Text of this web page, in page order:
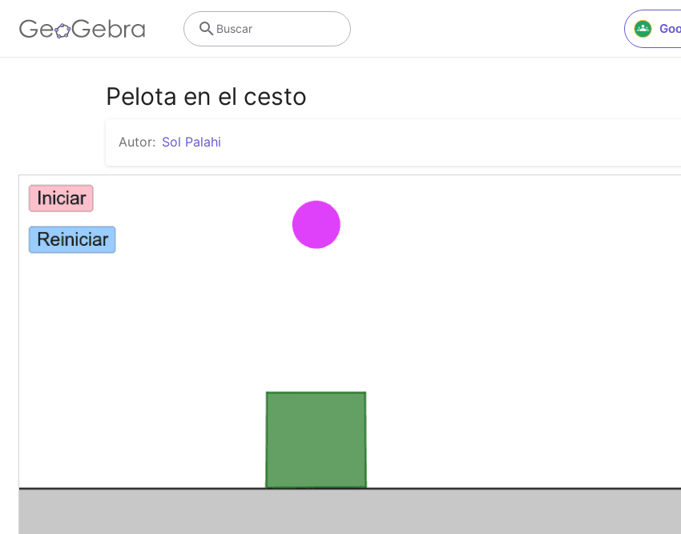
Buscar
Pelota en el cesto
Autor: Sol Palahi